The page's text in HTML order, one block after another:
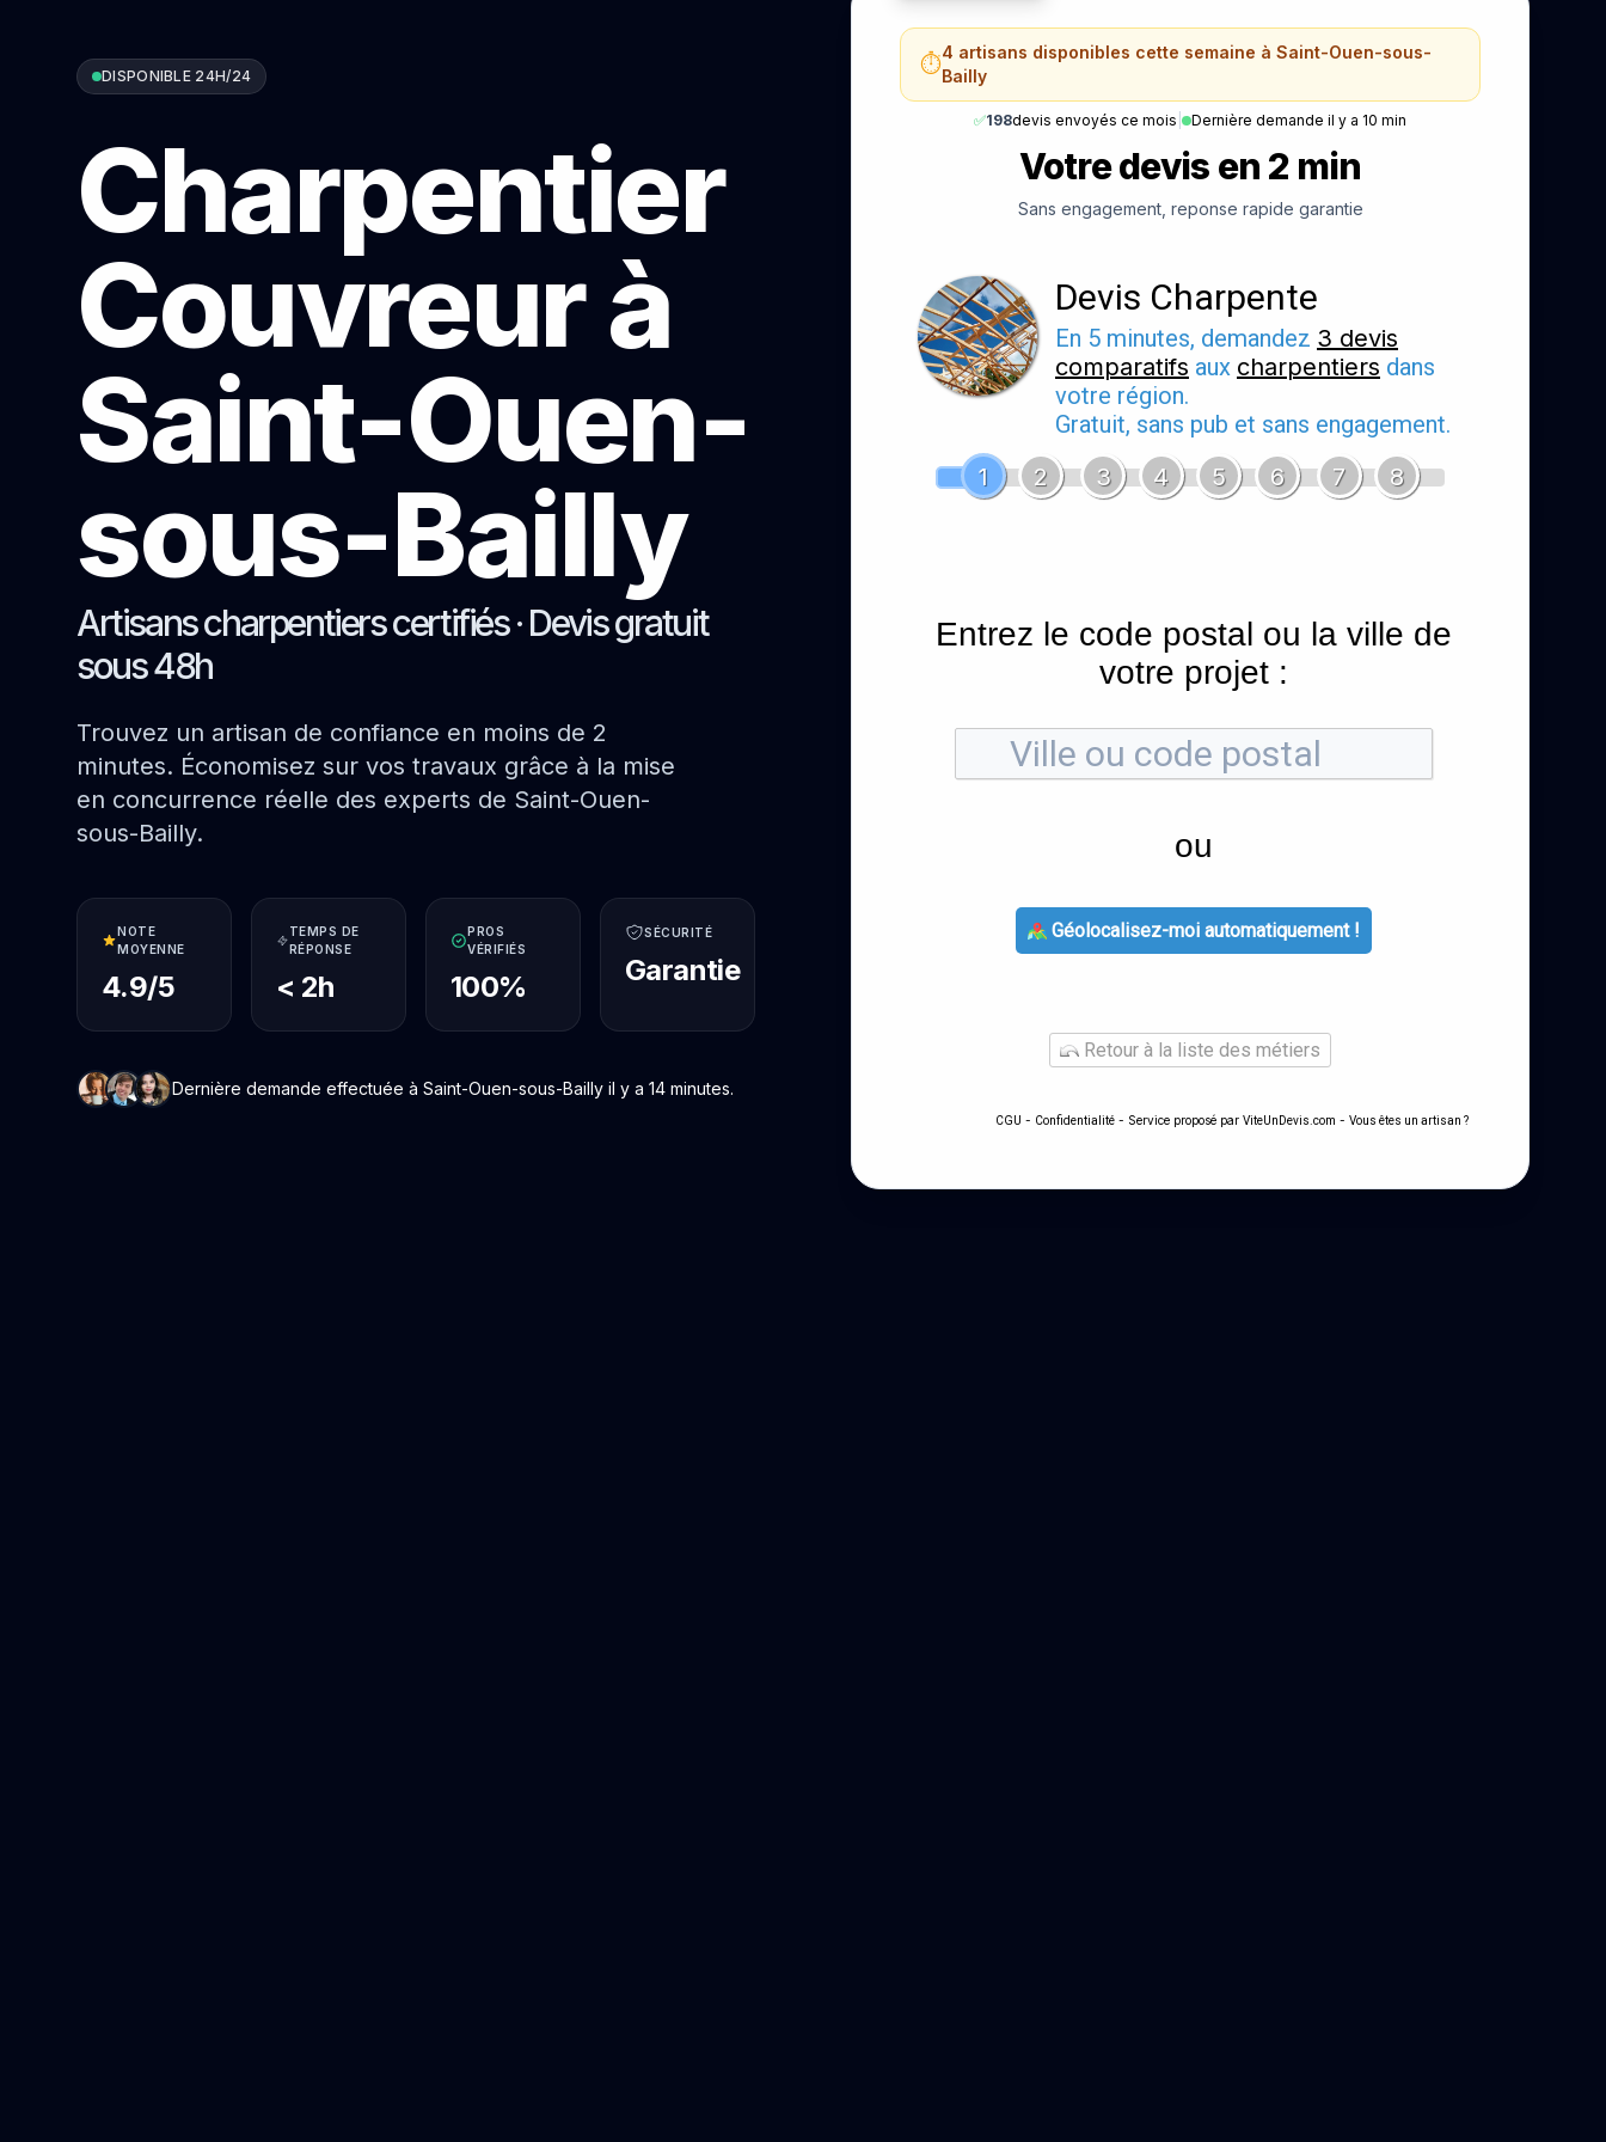
DISPONIBLE 24H/24
Charpentier
Couvreur à
Saint-Ouen-
sous-Bailly
Artisans charpentiers certifiés · Devis gratuit
sous 48h
Trouvez un artisan de confiance en moins de 2
minutes. Économisez sur vos travaux grâce à la mise
en concurrence réelle des experts de Saint-Ouen-
sous-Bailly.
NOTE
MOYENNE
4.9/5
TEMPS DE
RÉPONSE
< 2h
PROS
VÉRIFIÉS
100%
SÉCURITÉ
Garantie
Dernière demande effectuée à Saint-Ouen-sous-Bailly il y a 14 minutes.
⏱️4 artisans disponibles cette semaine à Saint-Ouen-sous-
Bailly
✅198devis envoyés ce mois Dernière demande il y a 10 min
Votre devis en 2 min
Sans engagement, reponse rapide garantie
Devis Charpente
En 5 minutes, demandez 3 devis
comparatifs aux charpentiers dans
votre région.
Gratuit, sans pub et sans engagement.
1
2 3 4 5 6 7 8
Entrez le code postal ou la ville de
votre projet :
ou
Géolocalisez-moi automatiquement !
Retour à la liste des métiers
CGU - Confidentialité - Service proposé par ViteUnDevis.com - Vous êtes un artisan ?